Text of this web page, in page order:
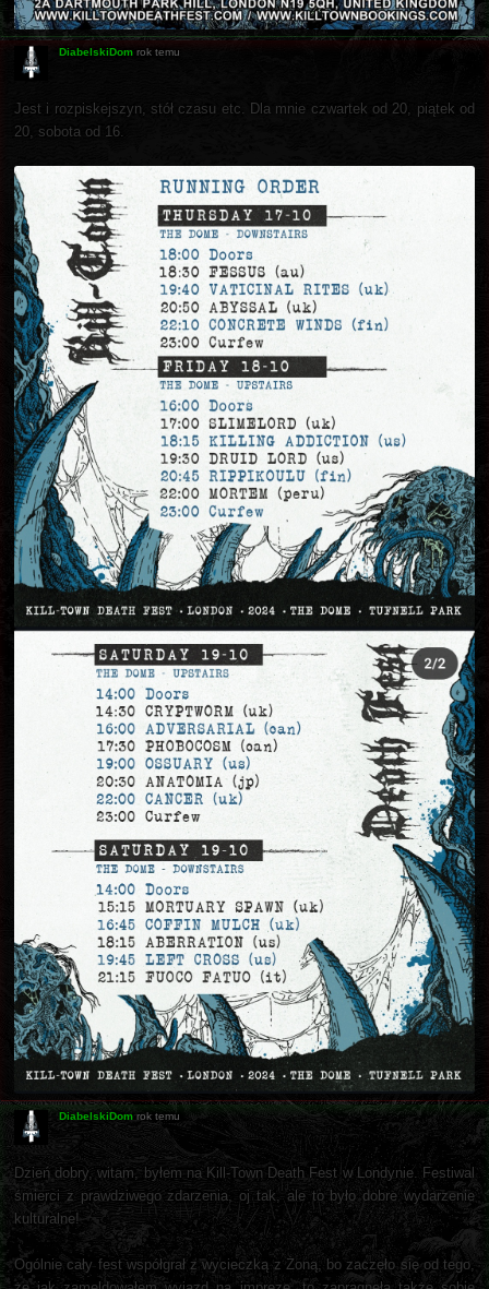
DiabelskiDom rok temu
Jest i rozpiskejszyn, stół czasu etc. Dla mnie czwartek od 20, piątek od
20, sobota od 16.
DiabelskiDom rok temu
Dzień dobry, witam, byłem na Kill-Town Death Fest w Londynie. Festiwal
śmierci z prawdziwego zdarzenia, oj tak, ale to było dobre wydarzenie
kulturalne!
Ogólnie cały fest współgrał z wycieczką z Żoną, bo zaczęło się od tego,